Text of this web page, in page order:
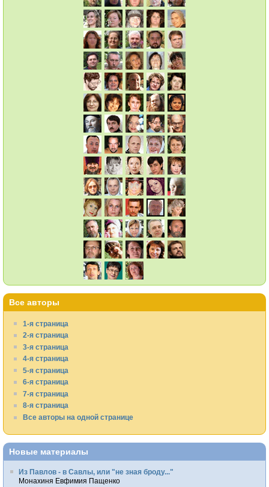
Все авторы
1-я страница
2-я страница
3-я страница
4-я страница
5-я страница
6-я страница
7-я страница
8-я страница
Все авторы на одной странице
Новые материалы
Из Павлов - в Савлы, или "не зная броду..."
Монахиня Евфимия Пащенко